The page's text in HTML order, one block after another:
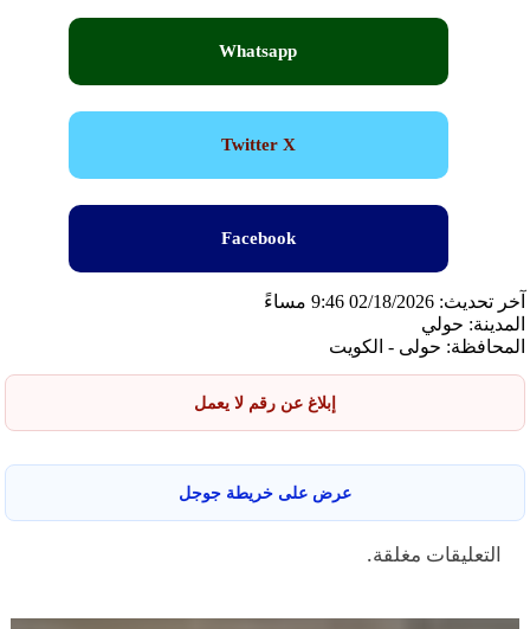
Whatsapp
Twitter X
Facebook
آخر تحديث: 02/18/2026 9:46 مساءً
المدينة: حولي
المحافظة: حولى - الكويت
إبلاغ عن رقم لا يعمل
عرض على خريطة جوجل
التعليقات مغلقة.